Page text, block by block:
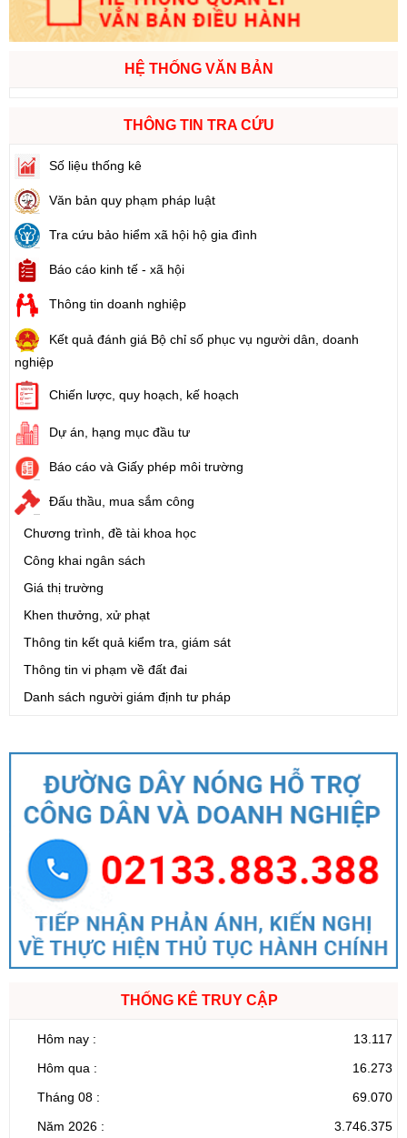
HỆ THỐNG VĂN BẢN
THÔNG TIN TRA CỨU
Số liệu thống kê
Văn bản quy phạm pháp luật
Tra cứu bảo hiểm xã hội hộ gia đình
Báo cáo kinh tế - xã hội
Thông tin doanh nghiệp
Kết quả đánh giá Bộ chỉ số phục vụ người dân, doanh
nghiệp
Chiến lược, quy hoạch, kế hoạch
Dự án, hạng mục đầu tư
Báo cáo và Giấy phép môi trường
Đấu thầu, mua sắm công
Chương trình, đề tài khoa học
Công khai ngân sách
Giá thị trường
Khen thưởng, xử phạt
Thông tin kết quả kiểm tra, giám sát
Thông tin vi phạm về đất đai
Danh sách người giám định tư pháp
THỐNG KÊ TRUY CẬP
Hôm nay :
13.117
Hôm qua :
16.273
Tháng 08 :
69.070
Năm 2026 :
3.746.375